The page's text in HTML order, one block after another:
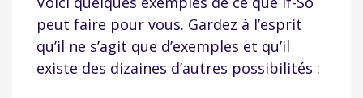
peut faire pour vous. Gardez à l’esprit
qu’il ne s’agit que d’exemples et qu’il
existe des dizaines d’autres possibilités :